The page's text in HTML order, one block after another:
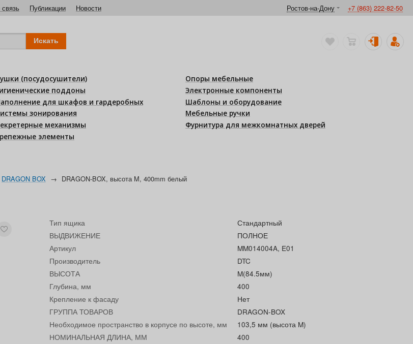
Публикации Новости Ростов-на-Дону +7 (863) 222-82-50
(посудосушители)
поддоны
для шкафов и гардеробных
зонирования
механизмы
элементы
Опоры мебельные
Электронные компоненты
Шаблоны и оборудование
Мебельные ручки
Фурнитура для межкомнатных дверей
DRAGON BOX → DRAGON-BOX, высота M, 400mm белый
Тип ящика
Стандартный
ВЫДВИЖЕНИЕ
ПОЛНОЕ
Артикул
MM014004A, E01
Производитель
DTC
ВЫСОТА
M(84.5мм)
Глубина, мм
400
Крепление к фасаду
Нет
ГРУППА ТОВАРОВ
DRAGON-BOX
Необходимое пространство в корпусе по высоте, мм
103,5 мм (высота M)
НОМИНАЛЬНАЯ ДЛИНА, ММ
400